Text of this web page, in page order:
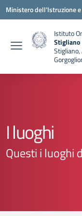
Vai ai contenuti
Vai al menu di navigazione
Vai al footer
Ministero dell'Istruzione
Istituto
Stigliano
Stigliano,
I luoghi
Questi i luoghi